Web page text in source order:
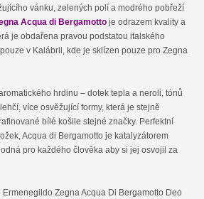
vánku, zelených polí a modrého pobřeží
Acqua di Bergamotto je odrazem kvality a
je obdařena pravou podstatou italského
v Kalábrii, kde je sklízen pouze pro Zegna
hrdinu – dotek tepla a neroli, tónů
více osvěžující formy, která je stejně
bílé košile stejné značky. Perfektní
Acqua di Bergamotto je katalyzátorem
pro každého člověka aby si jej osvojil za
Zegna Acqua Di Bergamotto Deo